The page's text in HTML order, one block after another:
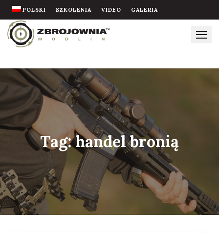
Skip
to
content
POLSKI SZKOLENIA VIDEO GALERIA
Tag:handel bronią